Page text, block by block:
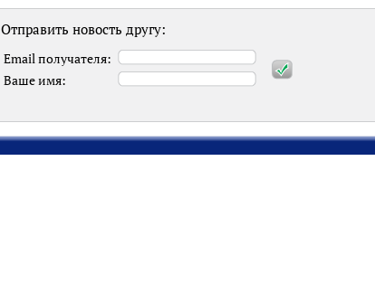
Отправить новость другу:
Email получателя:
Ваше имя: